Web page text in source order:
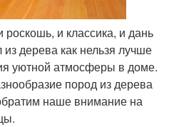
и классика, и дань
дерева как нельзя лучше
уютной атмосферы в доме.
пород из дерева
наше внимание на